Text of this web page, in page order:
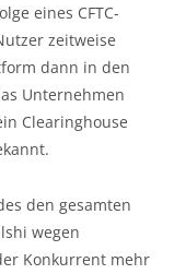
eines CFTC-
zeitweise
dann in den
Unternehmen
Clearinghouse
den gesamten
wegen
Konkurrent mehr